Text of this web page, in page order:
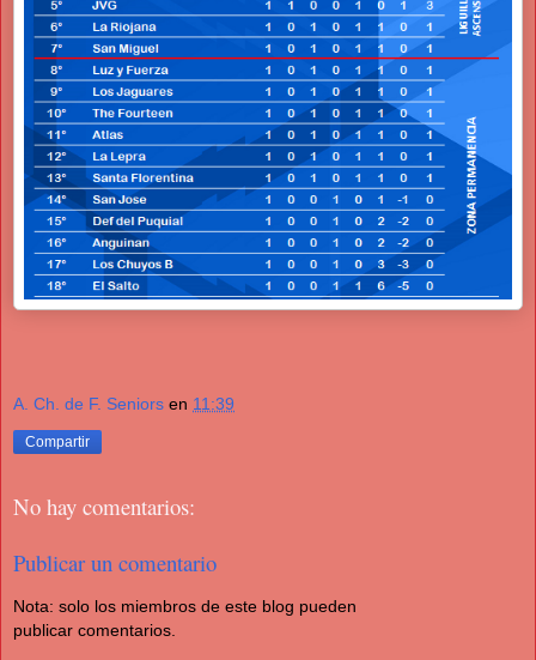
A. Ch. de F. Seniors en 11:39
Compartir
No hay comentarios:
Publicar un comentario
Nota: solo los miembros de este blog pueden
publicar comentarios.